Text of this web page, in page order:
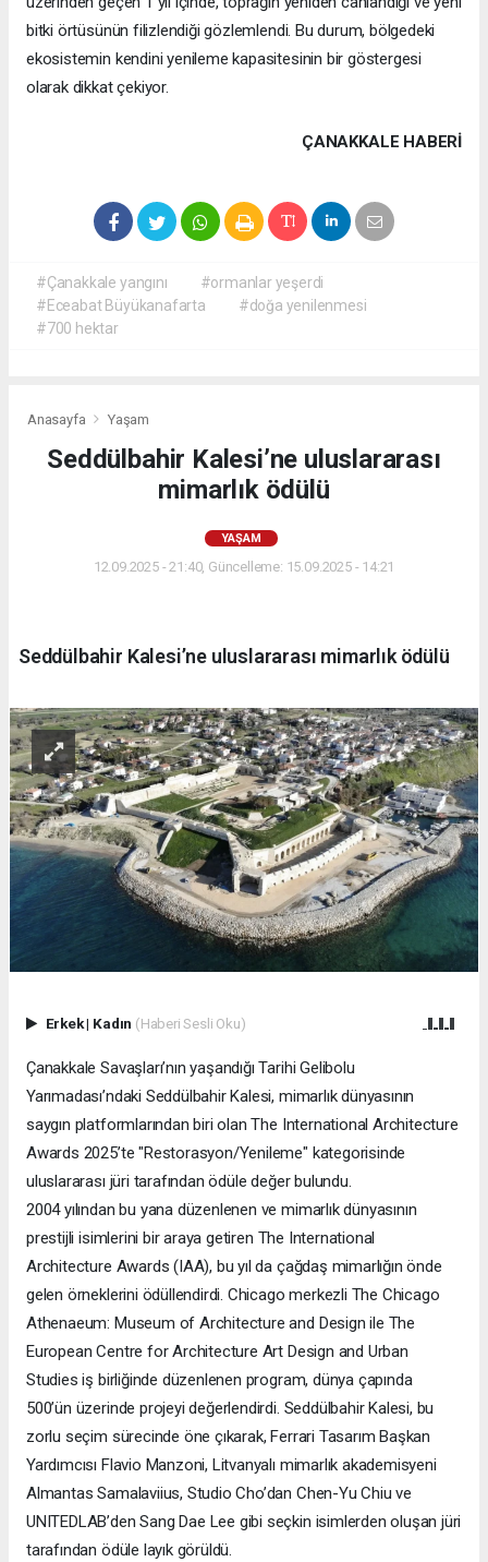
bitki örtüsünün filizlendiği gözlemlendi. Bu durum, bölgedeki
ekosistemin kendini yenileme kapasitesinin bir göstergesi
olarak dikkat çekiyor.
ÇANAKKALE HABERİ
#Çanakkale yangını
#ormanlar yeşerdi
#Eceabat Büyükanafarta
#doğa yenilenmesi
#700 hektar
Anasayfa Yaşam
Seddülbahir Kalesi’ne uluslararası
mimarlık ödülü
YAŞAM
12.09.2025 - 21:40, Güncelleme: 15.09.2025 - 14:21
Seddülbahir Kalesi’ne uluslararası mimarlık ödülü
Erkek| Kadın (Haberi Sesli Oku)
Çanakkale Savaşları’nın yaşandığı Tarihi Gelibolu
Yarımadası’ndaki Seddülbahir Kalesi, mimarlık dünyasının
saygın platformlarından biri olan The International Architecture
Awards 2025’te "Restorasyon/Yenileme" kategorisinde
uluslararası jüri tarafından ödüle değer bulundu.
2004 yılından bu yana düzenlenen ve mimarlık dünyasının
prestijli isimlerini bir araya getiren The International
Architecture Awards (IAA), bu yıl da çağdaş mimarlığın önde
gelen örneklerini ödüllendirdi. Chicago merkezli The Chicago
Athenaeum: Museum of Architecture and Design ile The
European Centre for Architecture Art Design and Urban
Studies iş birliğinde düzenlenen program, dünya çapında
500’ün üzerinde projeyi değerlendirdi. Seddülbahir Kalesi, bu
zorlu seçim sürecinde öne çıkarak, Ferrari Tasarım Başkan
Yardımcısı Flavio Manzoni, Litvanyalı mimarlık akademisyeni
Almantas Samalaviius, Studio Cho’dan Chen-Yu Chiu ve
UNITEDLAB’den Sang Dae Lee gibi seçkin isimlerden oluşan jüri
tarafından ödüle layık görüldü.